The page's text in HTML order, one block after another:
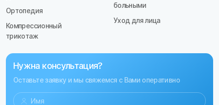
Ортопедия
Компрессионный
трикотаж
больными
Уход для лица
Нужна консультация?
Оставьте заявку и мы свяжемся с Вами оперативно